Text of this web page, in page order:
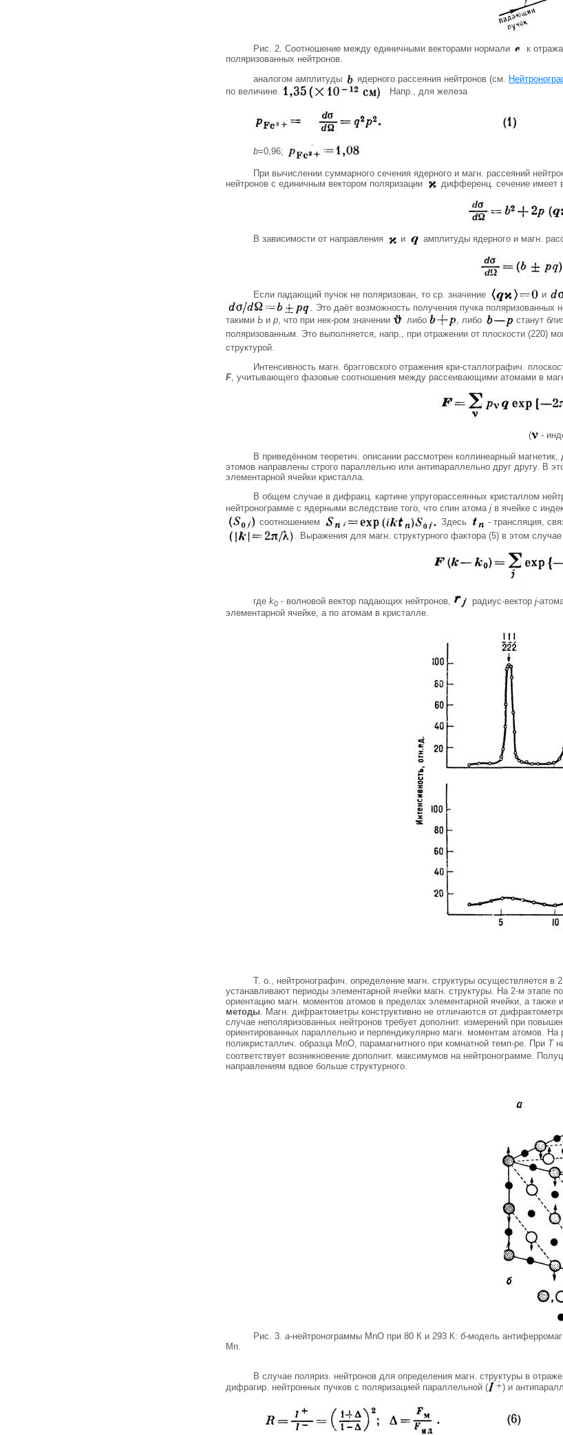
Рис. 2. Соотношение между единичными векторами нормали к
поляризованных нейтронов.
аналогом амплитуды
ядерного рассеяния нейтронов (см.
по величине.
Напр., для железа
b=0,96;
При вычислении суммарного сечения ядерного и магн. рассеяний
нейтронов с единичным вектором поляризации
дифференц. сечение имеет
В зависимости от направления и амплитуды ядерного и магн.
Если падающий пучок не поляризован, то ср. значение и
. Это даёт возможность получения пучка
такими Ь и р , что при нек-ром значении либо , либо
станут
поляризованным. Это выполняется, напр., при отражении от плоскости (220)
структурой.
Интенсивность магн. брэгговского отражения кри-сталлографич.
F, учитывающего фазовые соотношения между рассеивающими атомами в
( -
В приведённом теоретич. описании рассмотрен коллинеарный
этомов направлены строго параллельно или антипараллельно друг другу. В
элементарной ячейки кристалла.
В общем случае в дифракц. картине упругорассеянных кристаллом
нейтронограмме с ядерными вследствие того, что спин атома j в ячейке с
соотношением
Здесь - трансляция,
. Выражения для магн. структурного фактора (5) в этом
где k0 - волновой вектор падающих нейтронов, радиус-вектор j-
элементарной ячейке, а по атомам в кристалле.
Т. о., нейтронографич. определение магн. структуры осуществляется в
устанавливают периоды элементарной ячейки магн. структуры. На 2-м этапе
ориентацию магн. моментов атомов в пределах элементарной ячейки, а
методы . Магн. дифрактометры конструктивно не отличаются от
случае неполяризованных нейтронов требует дополнит. измерений при
ориентированных параллельно и перпендикулярно магн. моментам атомов. На
поликристаллич. образца МnО, парамагнитного при комнатной темп-ре. При Т
соответствует возникновение дополнит. максимумов на нейтронограмме.
направлениям вдвое больше структурного.
Рис. 3. a-нейтронограммы МnО при 80 К и 293 К: б-модель
Мп.
В случае поляриз. нейтронов для определения магн. структуры в
дифрагир. нейтронных пучков с поляризацией параллельной (
) и